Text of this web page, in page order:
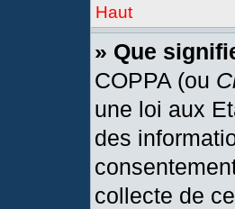
Haut
» Que
COPPA (ou
une loi aux
des
collecte de